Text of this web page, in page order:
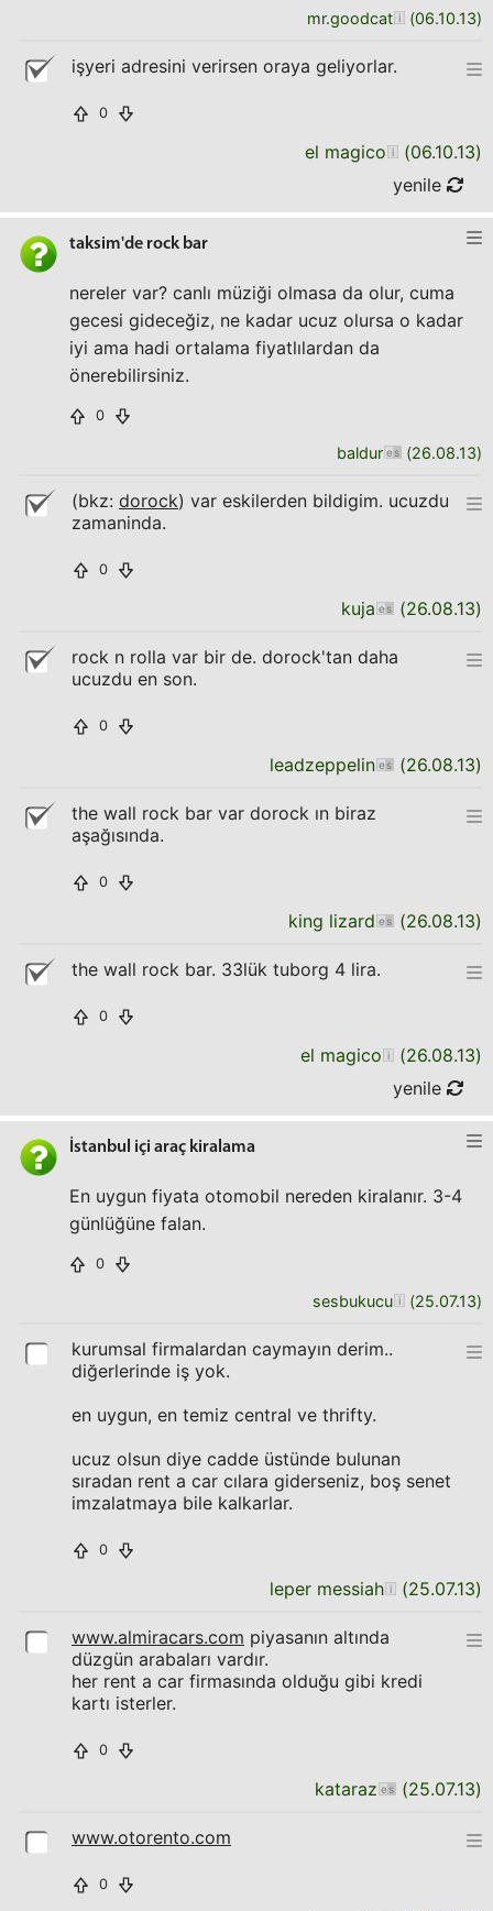
mr.goodcat (06.10.13)
işyeri adresini verirsen oraya geliyorlar.
0
el magico (06.10.13)
yenile
taksim'de rock bar
nereler var? canlı müziği olmasa da olur, cuma
gecesi gideceğiz, ne kadar ucuz olursa o kadar
iyi ama hadi ortalama fiyatlılardan da
önerebilirsiniz.
0
baldur (26.08.13)
(bkz: dorock) var eskilerden bildigim. ucuzdu
zamaninda.
0
kuja (26.08.13)
rock n rolla var bir de. dorock'tan daha
ucuzdu en son.
0
leadzeppelin (26.08.13)
the wall rock bar var dorock ın biraz
aşağısında.
0
king lizard (26.08.13)
the wall rock bar. 33lük tuborg 4 lira.
0
el magico (26.08.13)
yenile
İstanbul içi araç kiralama
En uygun fiyata otomobil nereden kiralanır. 3-4
günlüğüne falan.
0
sesbukucu (25.07.13)
kurumsal firmalardan caymayın derim..
diğerlerinde iş yok.
en uygun, en temiz central ve thrifty.
ucuz olsun diye cadde üstünde bulunan
sıradan rent a car cılara giderseniz, boş senet
imzalatmaya bile kalkarlar.
0
leper messiah (25.07.13)
www.almiracars.com piyasanın altında
düzgün arabaları vardır.
her rent a car firmasında olduğu gibi kredi
kartı isterler.
0
kataraz (25.07.13)
www.otorento.com
0